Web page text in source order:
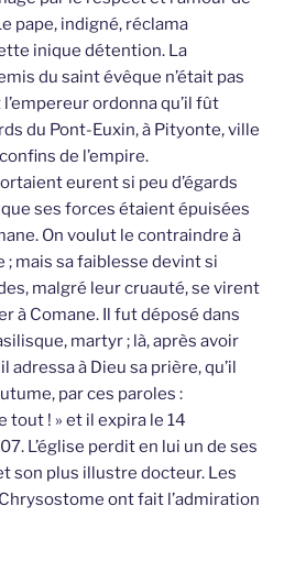
pape, indigné, réclama
inique détention. La
du saint évêque n’était pas
ordonna qu’il fût
du Pont-Euxin, à Pityonte, ville
de l’empire.
eurent si peu d’égards
ses forces étaient épuisées
On voulut le contraindre à
; mais sa faiblesse devint si
malgré leur cruauté, se virent
à Comane. Il fut déposé dans
martyr ; là, après avoir
adressa à Dieu sa prière, qu’il
par ces paroles :
tout ! » et il expira le 14
L’église perdit en lui un de ses
son plus illustre docteur. Les
ont fait l’admiration